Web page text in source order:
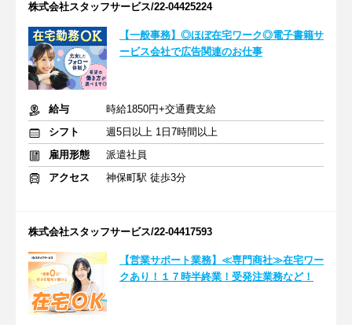
株式会社スタッフサービス/22-04425224
【一般事務】◎ほぼ在宅ワーク◎電子書籍サ
ービス会社で広告関連のお仕事
給与
時給1850円+交通費支給
シフト
週5日以上 1日7時間以上
雇用形態
派遣社員
アクセス
神保町駅 徒歩3分
株式会社スタッフサービス/22-04417593
【営業サポート業務】≪専門商社≫在宅ワー
クあり！１７時半終業！受発注業務など！